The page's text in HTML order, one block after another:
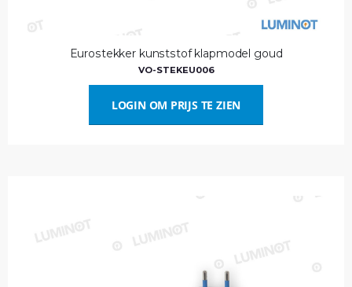
Eurostekker kunststof klapmodel goud
VO-STEKEU006
LOGIN OM PRIJS TE ZIEN